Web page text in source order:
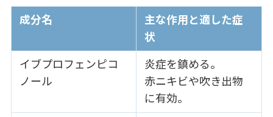
成分名
主な作用と適した症
状
イブプロフェンピコ
ノール
炎症を鎮める。
赤ニキビや吹き出物
に有効。